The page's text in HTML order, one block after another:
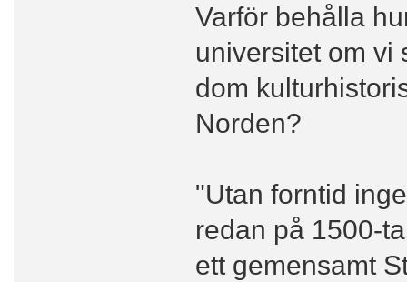
Varför behålla
universitet om vi
dom
Norden?
"Utan forntid
redan på 1500-
ett gemensamt